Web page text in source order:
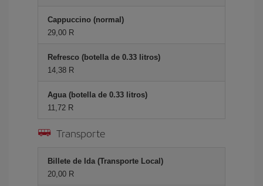
Cappuccino (normal)
29,00 R
Refresco (botella de 0.33 litros)
14,38 R
Agua (botella de 0.33 litros)
11,72 R
Transporte
Billete de Ida (Transporte Local)
20,00 R